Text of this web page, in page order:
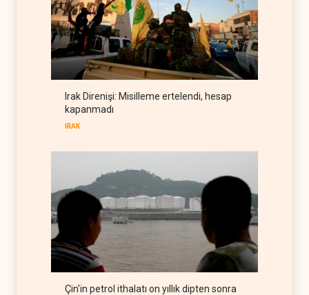
Suudi Arabistan, Türkiye ve
Pakistan ortak savunma
anlaşması imzaladı
ARAP DÜNYASI 07 Ağustos 2026
ABD, Suudi Arabistan'dan
ilk kez durdurdu
Irak Direnişi: Misilleme ertelendi, hesap
kapanmadı
IRAK
Çin'in petrol ithalatı on yıllık dipten sonra